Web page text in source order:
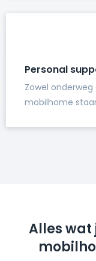
Personal
Zowel
mobilhome
Alles wat